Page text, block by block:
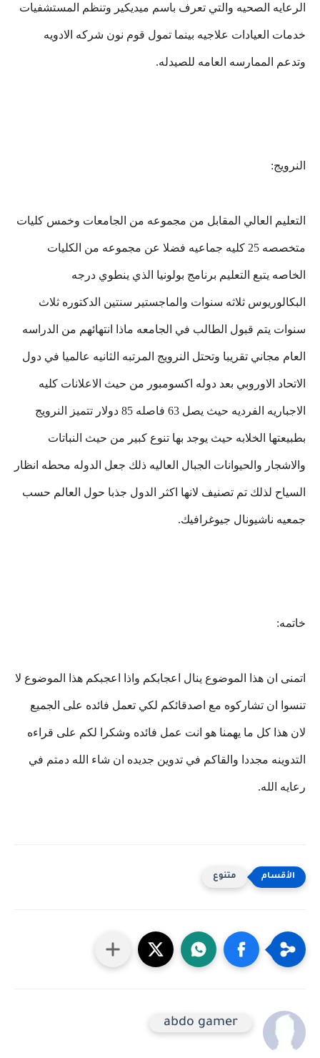
الرعايه الصحيه والتي تعرف باسم ميديكير وتنظم المستشفيات
خدمات العيادات علاجيه بينما تمول قوم نون شركه الادويه
وتدعم الممارسه العامه للصيدله.
النرويج:
التعليم العالي المقابل من مجموعه من الجامعات وخمس كليات
متخصصه 25 كليه جماعيه فضلا عن مجموعه من الكليات
الخاصه يتبع التعليم برنامج بولونيا الذي ينطوي درجه
البكالوريوس ثلاثه سنوات والماجستير سنتين الدكتوره ثلاث
سنوات يتم قبول الطالب في الجامعه ماذا انتهائهم من الدراسه
العام مجاني تقريبا وتحتل النرويج المرتبه الثانيه عالميا في دول
الاتحاد الاوروبي بعد دوله اكسومبور من حيث الاعلانات كليه
الاجباريه الفرديه حيث يصل 63 فاصله 85 دولار تتميز النرويج
بطبيعتها الخلابه حيث يوجد بها تنوع كبير من حيث النباتات
والاشجار والحيوانات الجبال العاليه ذلك جعل الدوله محطه انظار
السياح لذلك تم تصنيف لانها اكثر الدول جذبا حول العالم حسب
جمعيه ناشيونال جيوغرافيك.
خاتمه:
اتمنى ان هذا الموضوع ينال اعجابكم واذا اعجبكم هذا الموضوع لا
تنسوا ان تشاركوه مع اصدقائكم لكي تعمل فائده على الجميع
لان هذا كل ما يهمنا هو انت عمل فائده وشكرا لكم على قراءه
التدوينه مجددا والقاكم في تدوين جديده ان شاء الله دمتم في
رعايه الله.
متنوع
abdo gamer